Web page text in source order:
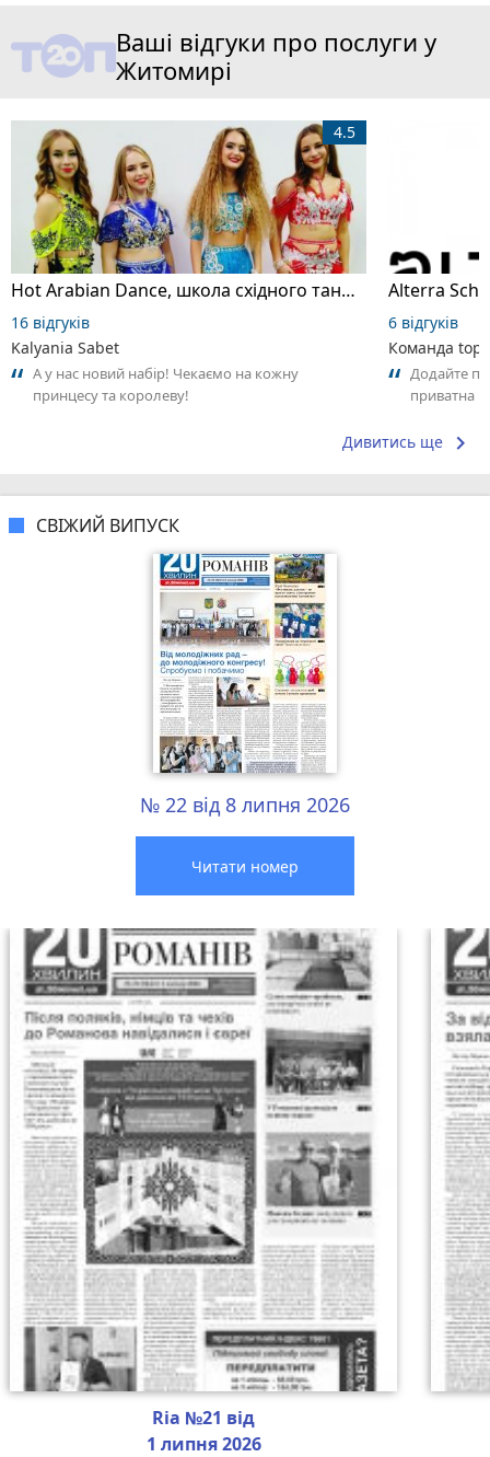
Ваші відгуки про послуги у
Житомирі
Hot Arabian Dance, школа східного танцю
4.5
16 відгуків
Kalyania Sabet
А у нас новий набір! Чекаємо на кожну
принцесу та королеву!
6 відгуків
Команда
Додайте
приватна
Дивитись ще keyboard_arrow_right
СВІЖИЙ ВИПУСК
№ 22 від 8 липня 2026
Читати номер
Ria №21 від
1 липня 2026